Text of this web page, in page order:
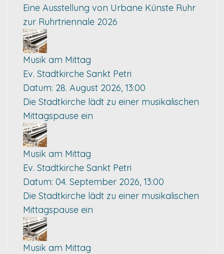
Eine Ausstellung von Urbane Künste Ruhr
zur Ruhrtriennale 2026
28
Aug.
Musik am Mittag
Ev. Stadtkirche Sankt Petri
Datum: 28. August 2026, 13:00
Die Stadtkirche lädt zu einer musikalischen
Mittagspause ein
04
Sep.
Musik am Mittag
Ev. Stadtkirche Sankt Petri
Datum: 04. September 2026, 13:00
Die Stadtkirche lädt zu einer musikalischen
Mittagspause ein
11
Sep.
Musik am Mittag